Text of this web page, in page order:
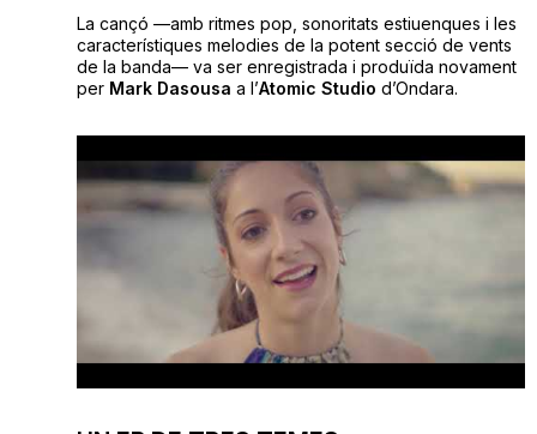
La cançó —amb ritmes pop, sonoritats estiuenques i les
característiques melodies de la potent secció de vents
de la banda— va ser enregistrada i produïda novament
per Mark Dasousa a l’Atomic Studio d’Ondara.